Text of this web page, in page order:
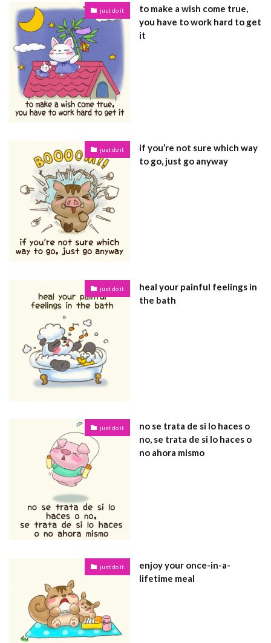
just do it
to make a wish come true,
you have to work hard to get
it
just do it
if you’re not sure which way
to go, just go anyway
just do it
heal your painful feelings in
the bath
just do it
no se trata de si lo haces o
no, se trata de si lo haces o
no ahora mismo
just do it
enjoy your once-in-a-
lifetime meal